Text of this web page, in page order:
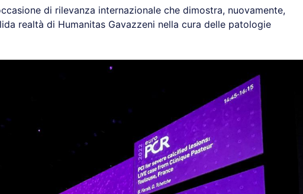
di rilevanza internazionale che dimostra, nuovamente,
realtà di Humanitas Gavazzeni nella cura delle patologie